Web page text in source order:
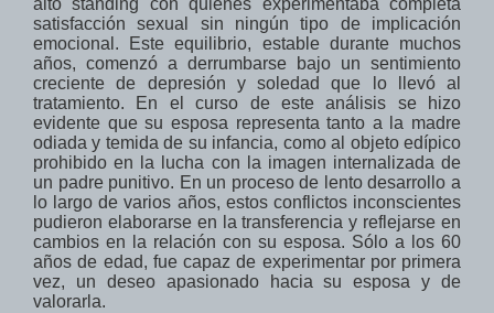
alto standing con quienes experimentaba completa
satisfacción sexual
sin ningún tipo de
implicación
emocional . Este equilibrio, estable durante muchos
años, comenzó a derrumbarse bajo un sentimiento
creciente de
depresión y soledad
que lo llevó al
tratamiento.
En el curso de este análisis se hizo
evidente que su esposa representatanto a
la madre
odiada y temida de su infancia, comoal objeto edípico
prohibido en la
lucha con la imagen internalizada de
un padre punitivo. En un proceso de lento desarrollo a
lo largo de varios años, estos conflictos inconscientes
pudieron elaborarse en la transferencia y reflejarse en
cambios en la relación con su esposa. Sólo a los 60
años de edad, fue capaz de experimentar por primera
vez, un deseo apasionado hacia su esposa y de
valorarla.